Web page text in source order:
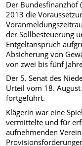
Der Bundesfinanzhof
2013 die
der Sollbesteuerung
Entgeltanspruch
Absicherung von
von zwei bis fünf
Der 5. Senat des
Urteil vom 18. August
fortgeführt.
Klägerin war eine
vermittelte und für
aufnehmenden